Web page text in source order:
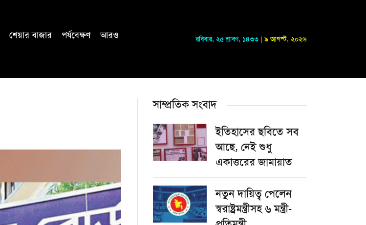
শেয়ার বাজার পর্যবেক্ষণ আরও রবিবার, ২৫ শ্রাবণ, ১৪৩৩ | ৯ আগস্ট, ২০২৬
সাম্প্রতিক সংবাদ
ইতিহাসের ছবিতে সব
আছে, নেই শুধু
একাত্তরের জামায়াত
নতুন দায়িত্ব পেলেন
স্বরাষ্ট্রমন্ত্রীসহ ৬ মন্ত্রী-